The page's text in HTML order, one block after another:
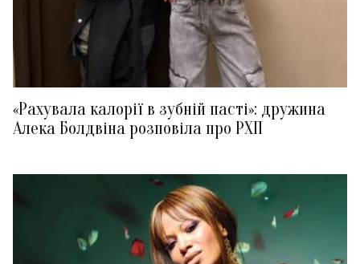
«Рахувала калорії в зубній пасті»: дружина
Алека Болдвіна розповіла про РХП